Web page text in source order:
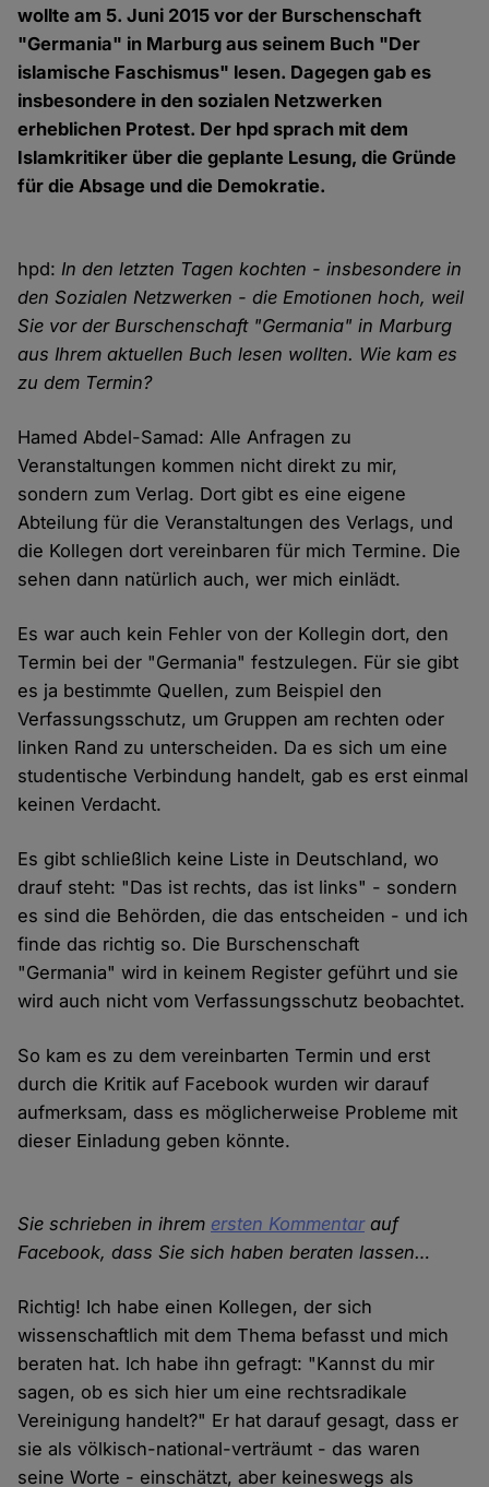
wollte am 5. Juni 2015 vor der Burschenschaft
"Germania" in Marburg aus seinem Buch "Der
islamische Faschismus" lesen. Dagegen gab es
insbesondere in den sozialen Netzwerken
erheblichen Protest. Der hpd sprach mit dem
Islamkritiker über die geplante Lesung, die Gründe
für die Absage und die Demokratie.
hpd:In den letzten Tagen kochten - insbesondere in
den Sozialen Netzwerken - die Emotionen hoch, weil
Sie vor der Burschenschaft "Germania" in Marburg
aus Ihrem aktuellen Buch lesen wollten. Wie kam es
zu dem Termin?
Hamed Abdel-Samad: Alle Anfragen zu
Veranstaltungen kommen nicht direkt zu mir,
sondern zum Verlag. Dort gibt es eine eigene
Abteilung für die Veranstaltungen des Verlags, und
die Kollegen dort vereinbaren für mich Termine. Die
sehen dann natürlich auch, wer mich einlädt.
Es war auch kein Fehler von der Kollegin dort, den
Termin bei der "Germania" festzulegen. Für sie gibt
es ja bestimmte Quellen, zum Beispiel den
Verfassungsschutz, um Gruppen am rechten oder
linken Rand zu unterscheiden. Da es sich um eine
studentische Verbindung handelt, gab es erst einmal
keinen Verdacht.
Es gibt schließlich keine Liste in Deutschland, wo
drauf steht: "Das ist rechts, das ist links" - sondern
es sind die Behörden, die das entscheiden - und ich
finde das richtig so. Die Burschenschaft
"Germania" wird in keinem Register geführt und sie
wird auch nicht vom Verfassungsschutz beobachtet.
So kam es zu dem vereinbarten Termin und erst
durch die Kritik auf Facebook wurden wir darauf
aufmerksam, dass es möglicherweise Probleme mit
dieser Einladung geben könnte.
Sie schrieben in ihrem ersten Kommentarauf
Facebook, dass Sie sich haben beraten lassen…
Richtig! Ich habe einen Kollegen, der sich
wissenschaftlich mit dem Thema befasst und mich
beraten hat. Ich habe ihn gefragt: "Kannst du mir
sagen, ob es sich hier um eine rechtsradikale
Vereinigung handelt?" Er hat darauf gesagt, dass er
sie als völkisch-national-verträumt - das waren
seine Worte - einschätzt, aber keineswegs als